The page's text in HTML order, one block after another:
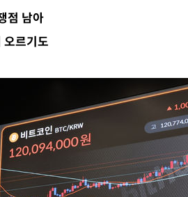
[다음
죄
점 남아
르기도